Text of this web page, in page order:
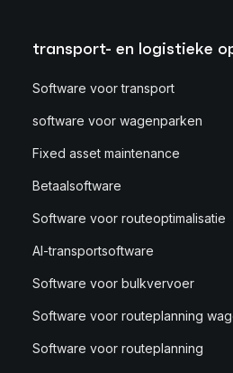
transport- en logistieke
Software voor transport
software voor wagenparken
Fixed asset maintenance
Betaalsoftware
Software voor routeoptimalisatie
AI-transportsoftware
Software voor bulkvervoer
Software voor routeplanning
Software voor routeplanning